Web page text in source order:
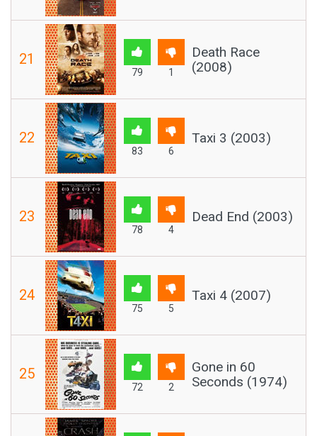
21
79 1
Death Race
(2008)
22
83 6
Taxi 3 (2003)
23
78 4
Dead End (2003)
24
75 5
Taxi 4 (2007)
25
72 2
Gone in 60
Seconds (1974)